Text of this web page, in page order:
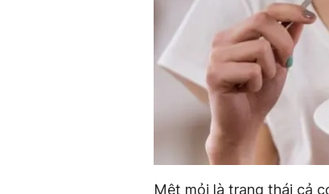
Mệt mỏi là trạng thái cả